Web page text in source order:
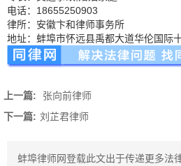
电话：18655250903
律所：安徽卞和律师事务所
地址：蚌埠市怀远县禹都大道华伦国际
上一篇:
张向前律师
下一篇: 刘芷君律师
蚌埠律师网登载此文出于传递更多法